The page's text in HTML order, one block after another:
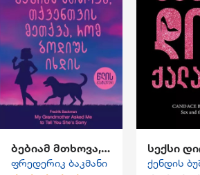
ბებიამ მთხოვა, თქვენთვის მეთქვა, რომ ბოდიშს იხდის
ფრედერიკ ბაკმანი ქენდის